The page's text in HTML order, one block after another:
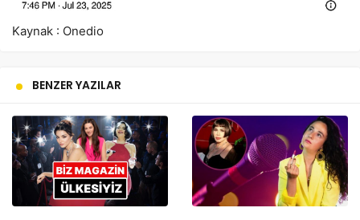
Kaynak : Onedio
BENZER YAZILAR